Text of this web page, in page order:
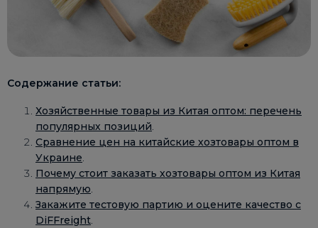
Содержание статьи:
Хозяйственные товары из Китая оптом: перечень
популярных позиций.
Сравнение цен на китайские хозтовары оптом в
Украине.
Почему стоит заказать хозтовары оптом из Китая
напрямую.
Закажите тестовую партию и оцените качество с
DiFFreight.